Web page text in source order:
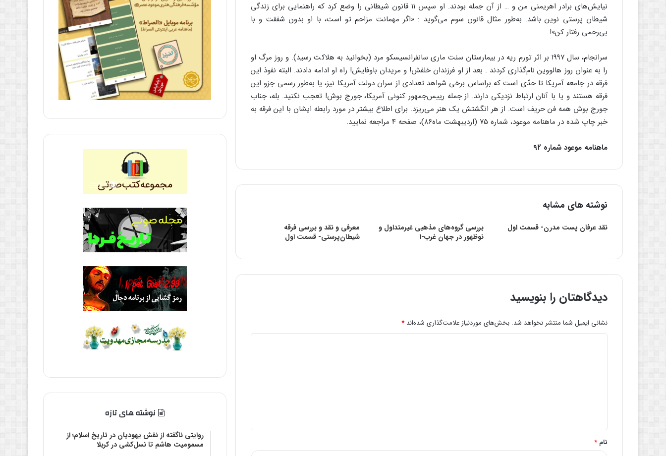
نیایش‌های برادر اهریمنی من و … از آن جمله بودند. او سپس ۱۱ قانون شیطانی را وضع کرد که راهنمایی برای زندگی
شیطان پرستی نوین باشد. به‌طور مثال قانون سوم می‌گوید : «اگر مهمانت مزاحم تو است، با او بدون شفقت و با
بی‌رحمی رفتار کن»!
سرانجام، سال ۱۹۹۷ بر اثر تورم ریه در بیمارستان سنت ماری سانفرانسیسکو مرد (بخوانید به هلاکت رسید). و روز مرگ او
را به عنوان روز هالووین نام‌گذاری کردند . بعد از او فرزندان خلفش! و مریدان باوفایش! راه او ادامه دادند. البته نفوذ این
فرقه در جامعه آمریکا تا حدّی است که براساس برخی شواهد تعدادی از سران دولت آمریکا نیز، یا به‌طور رسمی جزو این
فرقه هستند و یا با آنان ارتباط نزدیکی دارند. از جمله رییس‌جمهور کنونی آمریکا، جورج بوش! تعجب نکنید. بله، جناب
جورج بوش همه فن حریف است. از هر انگشتش یک هنر می‌ریزد. برای اطلاع بیشتر در مورد رابطه ایشان با این فرقه به
خبر چاپ شده در ماهنامه موعود، شماره ۷۵ (اردیبهشت ماه۸۶)، صفحه ۴ مراجعه نمایید.
ماهنامه موعود شماره ۹۲
نوشته های مشابه
نقد عرفان پست مدرن- قسمت اول
بررسی گروه‌های مذهبی غیرمتداول و
نوظهور در جهان غرب-۱
معرفی و نقد و بررسی فرقه
شیطان‌پرستی- قسمت اول
دیدگاهتان را بنویسید
نشانی ایمیل شما منتشر نخواهد شد. بخش‌های موردنیاز علامت‌گذاری شده‌اند *
*
نام *
نوشته های تازه
روایتی ناگفته از نقش یهودیان در تاریخ اسلام؛ از
مسمومیت هاشم تا نسل‌کشی در کربلا